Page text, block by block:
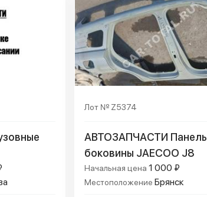
Лот № Z5374
АВТОЗАПЧАСТИ Панель
боковины JAECOO J8
Начальная цена1 000 ₽
Местоположение Брянск